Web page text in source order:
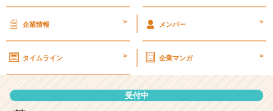
V
説
企業情報 > メンバー >
タイムライン > 企業マンガ >
受付中